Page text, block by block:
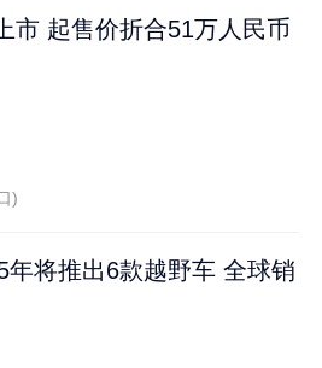
市 起售价折合51万人民币
)
年将推出6款越野车 全球销